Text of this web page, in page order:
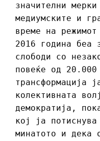
значителни
медиумските и
време на
2016 година беа
слободи со
повеќе од
трансформација
колективната
демократија,
кој ја
минатото и дека